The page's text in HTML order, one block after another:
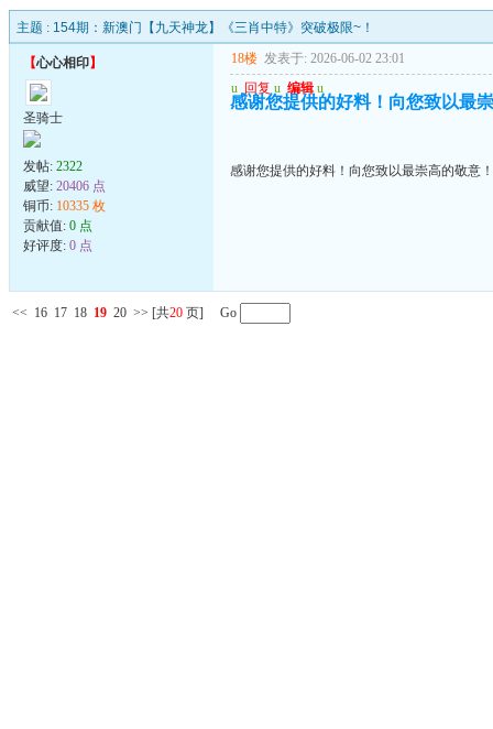
主题 : 154期：新澳门【九天神龙】《三肖中特》突破极限~！
【心心相印】
圣骑士
发帖: 2322
威望: 20406 点
铜币: 10335 枚
贡献值: 0 点
好评度: 0 点
18楼 发表于: 2026-06-02 23:01
u 回复 u 编辑 u
感谢您提供的好料！向您致以最
感谢您提供的好料！向您致以最崇高的敬意
<< 16 17 18 19 20 >> [共20 页] Go